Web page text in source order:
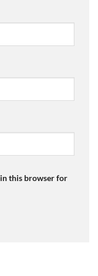
in this browser for